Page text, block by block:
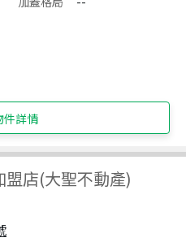
件詳情
盟店(大聖不動產)